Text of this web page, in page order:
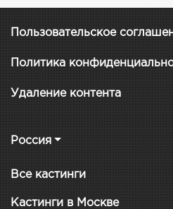
Пользовательское
Политика
Удаление контента
Россия
Все кастинги
Кастинги в Москве